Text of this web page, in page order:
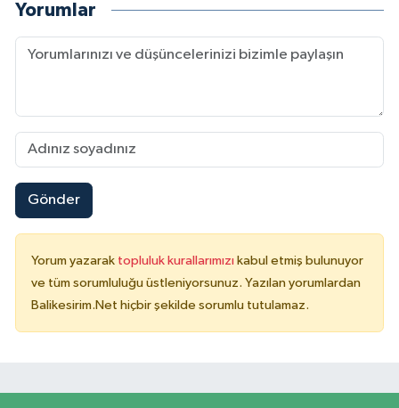
Yorumlar
Gönder
Yorum yazarak topluluk kurallarımızı kabul etmiş bulunuyor
ve tüm sorumluluğu üstleniyorsunuz. Yazılan yorumlardan
Balikesirim.Net hiçbir şekilde sorumlu tutulamaz.